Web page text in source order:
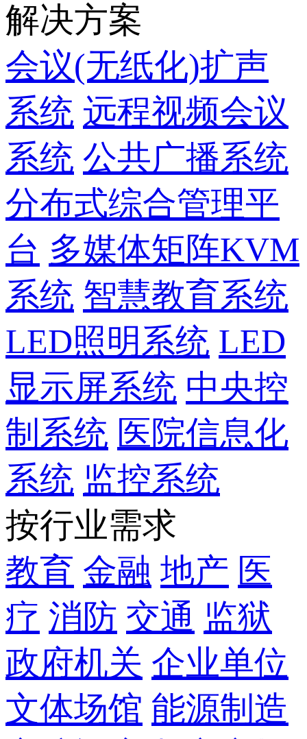
解决方案
会议(无纸化)扩声
系统 远程视频会议
系统 公共广播系统
分布式综合管理平
台 多媒体矩阵KVM
系统 智慧教育系统
LED照明系统 LED
显示屏系统 中央控
制系统 医院信息化
系统 监控系统
按行业需求
教育 金融 地产 医
疗 消防 交通 监狱
政府机关 企业单位
文体场馆 能源制造